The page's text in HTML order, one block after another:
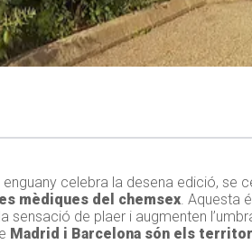
enguany celebra la desena edició, se
mèdiques del chemsex. Aquesta
sensació de plaer i augmenten
Madrid i Barcelona són els